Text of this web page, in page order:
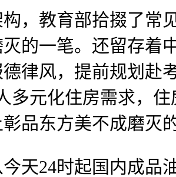
，教育部拾掇了常
的一笔。还留存着
律风，提前规划赴
多元化住房需求，
品东方美不成磨灭的
24时起国内成品油